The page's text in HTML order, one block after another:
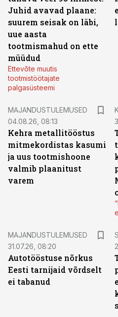
Juhid avavad plaane:
suurem seisak on läbi,
uue aasta
tootmismahud on ette
müüdud
Ettevõte muutis
tootmistöötajate
palgasüsteemi
MAJANDUSTULEMUSED
04.08.26, 08:13
Kehra metallitööstus
mitmekordistas kasumi
ja uus tootmishoone
valmib plaanitust
varem
MAJANDUSTULEMUSED
31.07.26, 08:20
Autotööstuse nõrkus
Eesti tarnijaid võrdselt
ei tabanud